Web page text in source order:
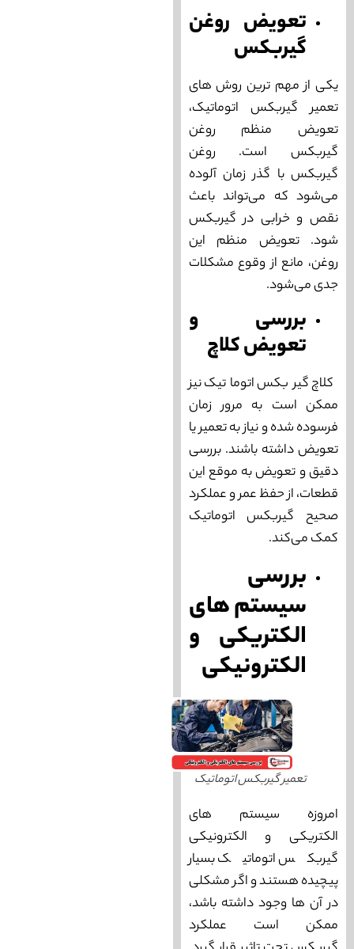
تعویض روغن
گیربکس
یکی از مهم‌ ترین روش ‌های
تعمیر گیربکس اتوماتیک،
تعویض منظم روغن
گیربکس است. روغن
گیربکس با گذر زمان آلوده
می‌‌شود که می‌‌تواند باعث
نقص و خرابی در گیربکس
شود. تعویض منظم این
روغن، مانع از وقوع مشکلات
جدی می‌‌شود.
بررسی و
تعویض کلاچ‌
کلاچ‌ گیربکس اتوماتیک نیز
ممکن است به مرور زمان
فرسوده شده و نیاز به تعمیر یا
تعویض داشته باشند. بررسی
دقیق و تعویض به موقع این
قطعات، از حفظ عمر و عملکرد
صحیح گیربکس اتوماتیک
کمک می‌‌کند.
بررسی
سیستم ‌های
الکتریکی و
الکترونیکی
تعمیر گیربکس اتوماتیک
امروزه سیستم‌ های
الکتریکی و الکترونیکی
گیربکس اتوماتیک بسیار
پیچیده هستند و اگر مشکلی
در آن ها وجود داشته باشد،
ممکن است عملکرد